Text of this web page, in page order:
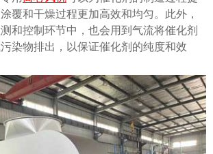
覆和干燥过程更加高效和均匀。此外，
和控制环节中，也会用到气流将催化剂
染物排出，以保证催化剂的纯度和效